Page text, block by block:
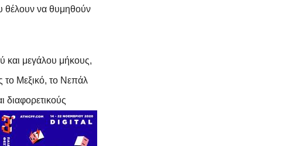
θέλουν να θυμηθούν
και μεγάλου μήκους,
το Μεξικό, το Νεπάλ
διαφορετικούς